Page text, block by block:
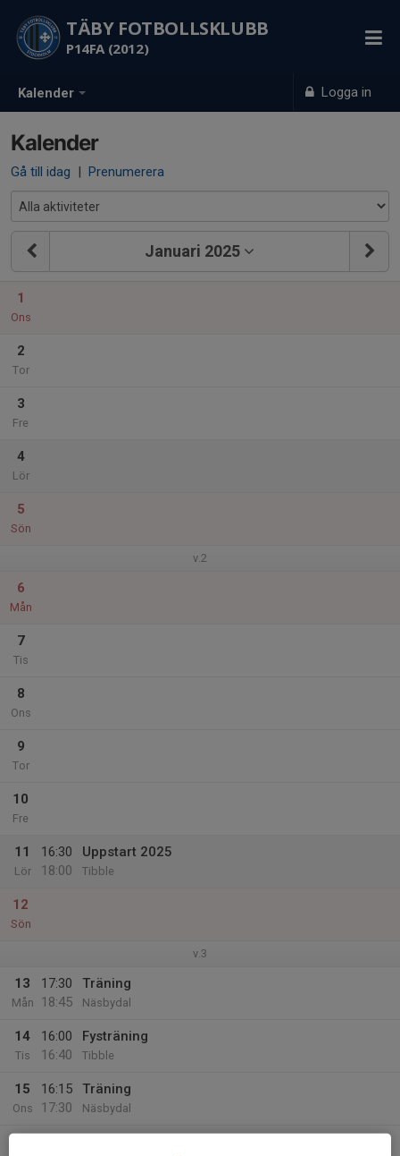
Kalender Logga in
TÄBY FOTBOLLSKLUBB
P14FA (2012)
Kalender
Gå till idag | Prenumerera
Januari 2025
1
Ons
2
Tor
3
Fre
4
Lör
5
Sön
v.2
6
Mån
7
Tis
8
Ons
9
Tor
10
Fre
11
Lör
16:30
18:00
Uppstart 2025
Tibble
12
Sön
v.3
13
Mån
17:30
18:45
Träning
Näsbydal
14
Tis
16:00
16:40
Fysträning
Tibble
15
Ons
16:15
17:30
Träning
Näsbydal